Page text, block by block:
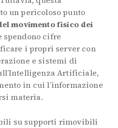
un pericoloso punto
movimento fisico dei
spendono cifre
i propri server con
e sistemi di
Artificiale,
in cui l’informazione
materia.
su supporti rimovibili